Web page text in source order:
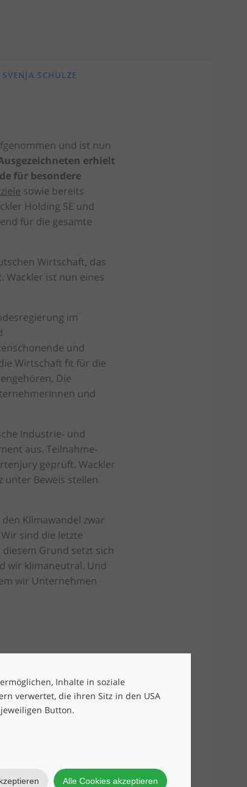
Inhalte in soziale
verwertet, die ihren Sitz in den USA
Button.
Alle Cookies akzeptieren
SCHULZE
und ist nun
erhielt
für besondere
sowie bereits
Holding SE und
für die gesamte
Wirtschaft, das
Wackler ist nun eines
im
und
Wirtschaft fit für die
Die
und
Industrie- und
aus. Teilnahme-
geprüft. Wackler
Beweis stellen
Klimawandel zwar
sind die letzte
Grund setzt sich
wir klimaneutral. Und
wir Unternehmen